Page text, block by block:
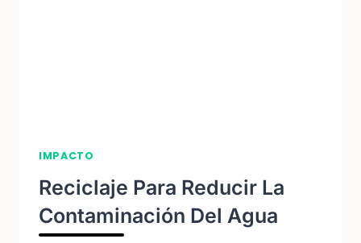
IMPACTO
Reciclaje Para Reducir La
Contaminación Del Agua